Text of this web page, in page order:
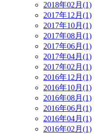
2018年02月(1)
2017年12月(1)
2017年10月(1)
2017年08月(1)
2017年06月(1)
2017年04月(1)
2017年02月(1)
2016年12月(1)
2016年10月(1)
2016年08月(1)
2016年06月(1)
2016年04月(1)
2016年02月(1)